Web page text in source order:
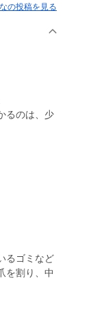
の投稿を見る
るのは、少
るゴミなど
を割り、中